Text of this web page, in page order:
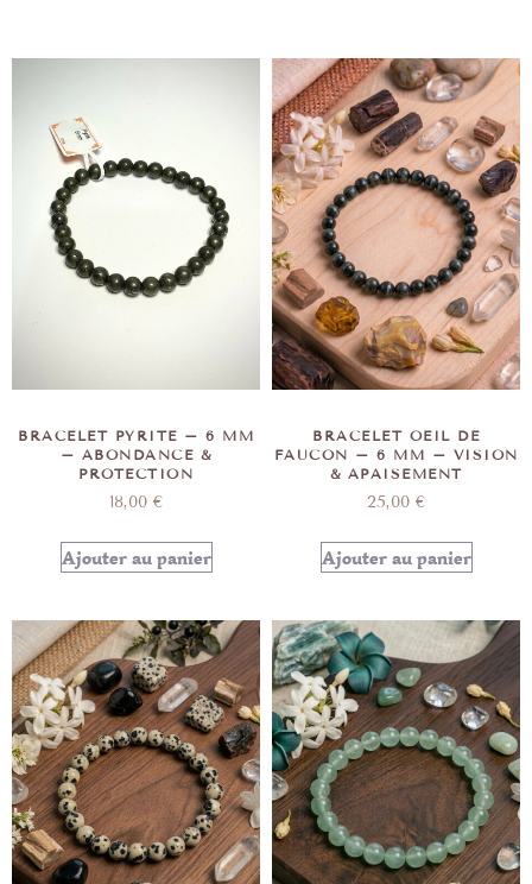
BRACELET PYRITE – 6 MM
– ABONDANCE &
PROTECTION
18,00 €
Ajouter au panier
BRACELET OEIL DE
FAUCON – 6 MM – VISION
& APAISEMENT
25,00 €
Ajouter au panier